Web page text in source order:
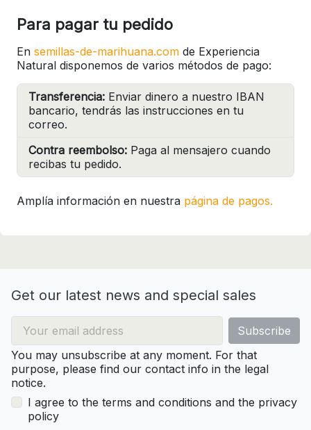
Para pagar tu pedido
En semillas-de-marihuana.com de Experiencia
Natural disponemos de varios métodos de pago:
Transferencia: Enviar dinero a nuestro IBAN
bancario, tendrás las instrucciones en tu
correo.
Contra reembolso: Paga al mensajero cuando
recibas tu pedido.
Amplía información en nuestra página de pagos.
Get our latest news and special sales
You may unsubscribe at any moment. For that
purpose, please find our contact info in the legal
notice.
I agree to the terms and conditions and the privacy
policy